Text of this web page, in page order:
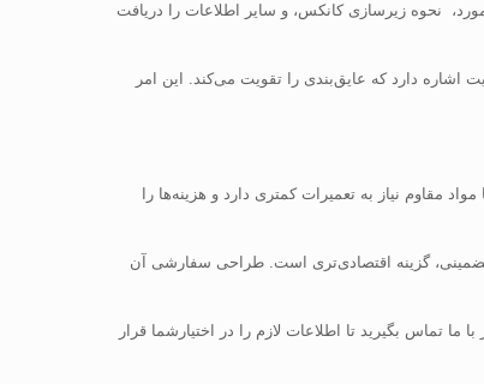
نحوه زیرسازی کانکس، و سایر اطلاعات را دریافت
اشاره دارد که عایق‌بندی را تقویت می‌کند. این امر
مقاوم نیاز به تعمیرات کمتری دارد و هزینه‌ها را
گزینه اقتصادی‌تری است. طراحی سفارشی آن
تماس بگیرید تا اطلاعات لازم را در اختیارشما قرار